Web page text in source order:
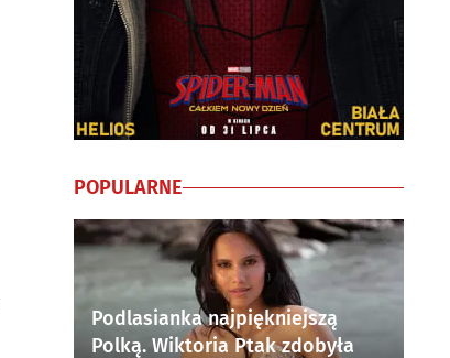
POPULARNE
Podlasianka najpiękniejszą
Polką. Wiktoria Ptak zdobyła